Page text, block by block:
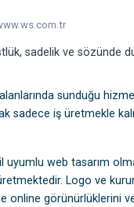
sadelik ve
sunduğu
sadece iş üretmekle
web tasarım
üretmektedir. Logo ve
online görünürlüklerini